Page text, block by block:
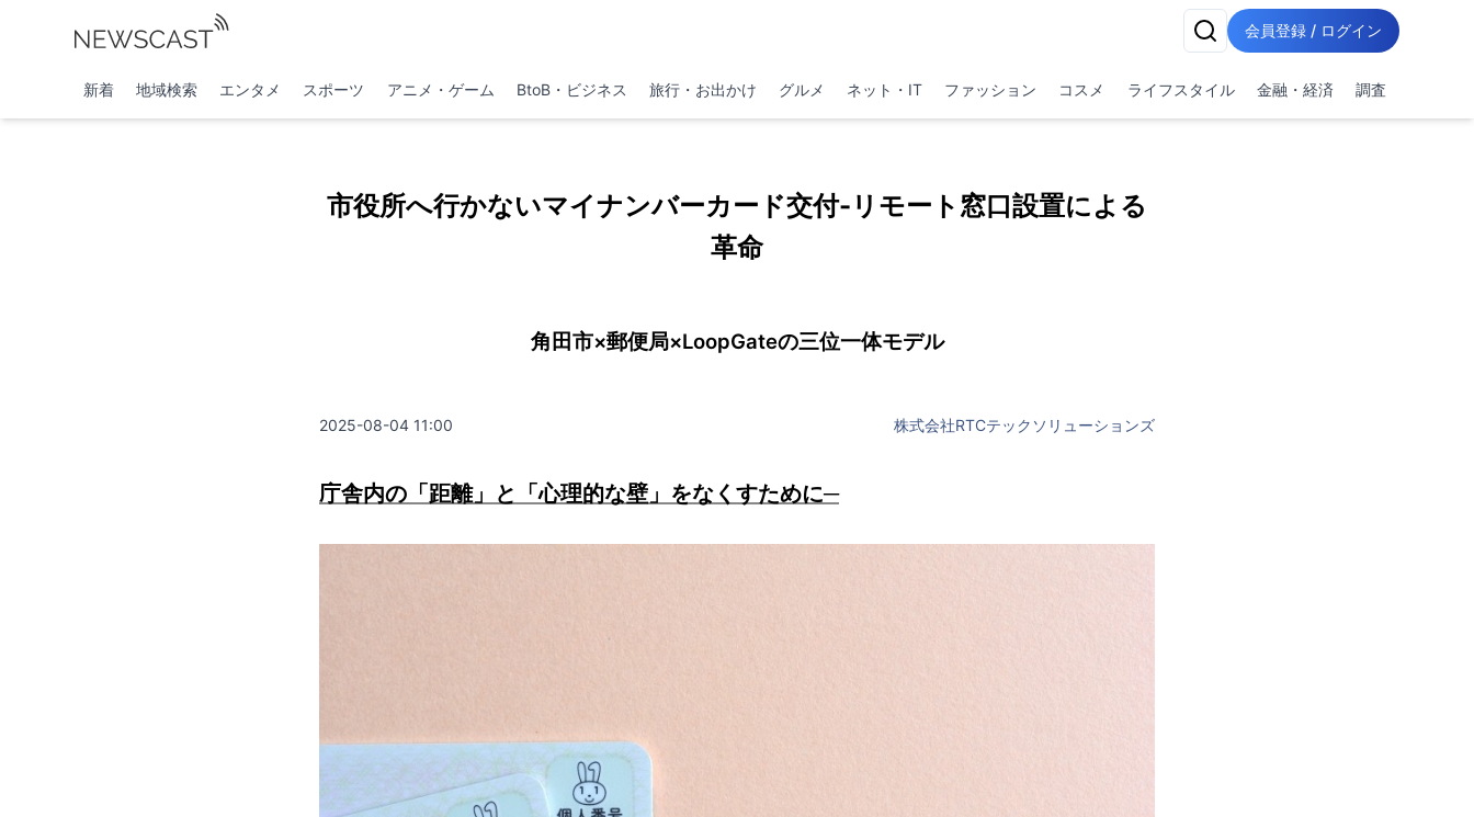
会員登録 / ログイン
新着 地域検索 エンタメ スポーツ アニメ・ゲーム BtoB・ビジネス 旅行・お出かけ グルメ ネット・IT ファッション コスメ ライフスタイル 金融・経済 調査
市役所へ行かないマイナンバーカード交付-リモート窓口設置による
革命
角田市×郵便局×LoopGateの三位一体モデル
2025-08-04 11:00 株式会社RTCテックソリューションズ
庁舎内の「距離」と「心理的な壁」をなくすために─